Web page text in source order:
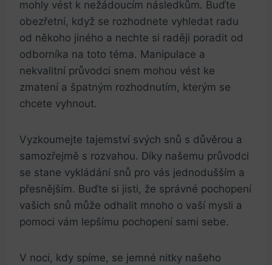
mohly vést k nežádoucím následkům. Buďte
obezřetní, když se rozhodnete vyhledat radu
od někoho jiného a nechte si raději poradit od
odborníka na toto téma. Manipulace a
nekvalitní průvodci snem mohou vést ke
zmatení a špatným rozhodnutím, kterým se
chcete vyhnout.
Vyzkoumejte tajemství svých snů s důvěrou a
samozřejmě s rozvahou. Díky našemu průvodci
se stane vykládání snů pro vás jednodušším a
přesnějším. Buďte si jisti, že správné pochopení
vašich snů může odhalit mnoho o vaší mysli a
pomoci vám lepšímu pochopení sami sebe.
V noci, kdy spíme, se jemné nitky našeho